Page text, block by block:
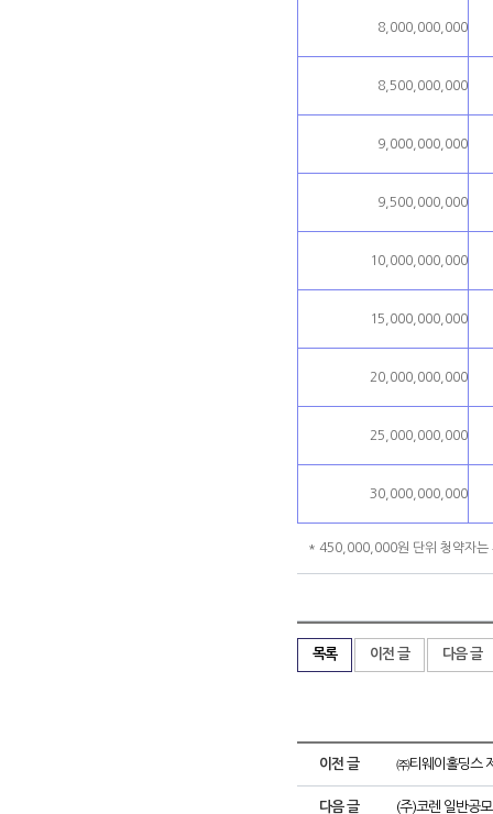
8,000,000,000
8,500,000,000
9,000,000,000
9,500,000,000
10,000,000,000
15,000,000,000
20,000,000,000
25,000,000,000
30,000,000,000
* 450,000,000원 단위 청약자는
목록 이전 글 다음 글
이전 글 ㈜티웨이홀딩스
다음 글 (주)코렌 일반공